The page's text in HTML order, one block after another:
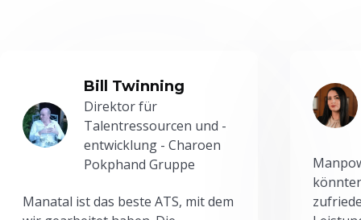
Bill Twinning
Direktor für
Talentressourcen und -
entwicklung - Charoen
Pokphand Gruppe
Manatal ist das beste ATS, mit dem